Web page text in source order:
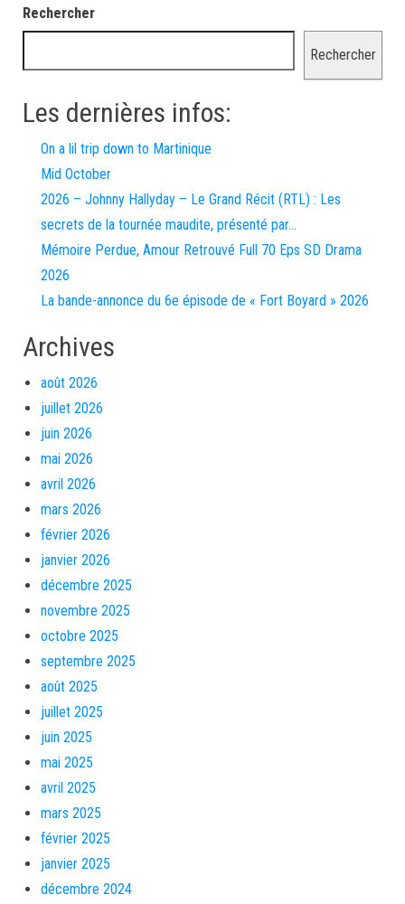
Rechercher
Rechercher
Les dernières infos:
On a lil trip down to Martinique
Mid October
2026 – Johnny Hallyday – Le Grand Récit (RTL) : Les
secrets de la tournée maudite, présenté par…
Mémoire Perdue, Amour Retrouvé Full 70 Eps SD Drama
2026
La bande-annonce du 6e épisode de « Fort Boyard » 2026
Archives
août 2026
juillet 2026
juin 2026
mai 2026
avril 2026
mars 2026
février 2026
janvier 2026
décembre 2025
novembre 2025
octobre 2025
septembre 2025
août 2025
juillet 2025
juin 2025
mai 2025
avril 2025
mars 2025
février 2025
janvier 2025
décembre 2024